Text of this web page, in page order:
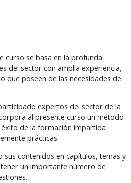
curso se basa en la profunda
del sector con amplia experiencia,
que poseen de las necesidades de
expertos del sector de la
al presente curso un método
de la formación impartida
prácticas.
sus contenidos en capítulos, temas y
un importante número de